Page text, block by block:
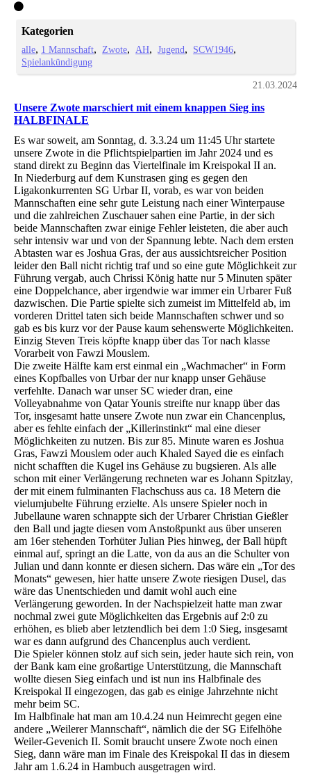
Kategorien
alle 1 Mannschaft Zwote AH Jugend
SCW1946
Spielankündigung
21.03.2024
Unsere Zwote marschiert mit einem knappen Sieg ins
HALBFINALE
Es war soweit, am Sonntag, d. 3.3.24 um 11:45 Uhr startete
unsere Zwote in die Pflichtspielpartien im Jahr 2024 und es
stand direkt zu Beginn das Viertelfinale im Kreispokal II an.
In Niederburg auf dem Kunstrasen ging es gegen den
Ligakonkurrenten SG Urbar II, vorab, es war von beiden
Mannschaften eine sehr gute Leistung nach einer Winterpause
und die zahlreichen Zuschauer sahen eine Partie, in der sich
beide Mannschaften zwar einige Fehler leisteten, die aber auch
sehr intensiv war und von der Spannung lebte. Nach dem ersten
Abtasten war es Joshua Gras, der aus aussichtsreicher Position
leider den Ball nicht richtig traf und so eine gute Möglichkeit zur
Führung vergab, auch Chrissi König hatte nur 5 Minuten später
eine Doppelchance, aber irgendwie war immer ein Urbarer Fuß
dazwischen. Die Partie spielte sich zumeist im Mittelfeld ab, im
vorderen Drittel taten sich beide Mannschaften schwer und so
gab es bis kurz vor der Pause kaum sehenswerte Möglichkeiten.
Einzig Steven Treis köpfte knapp über das Tor nach klasse
Vorarbeit von Fawzi Mouslem.
Die zweite Hälfte kam erst einmal ein „Wachmacher“ in Form
eines Kopfballes von Urbar der nur knapp unser Gehäuse
verfehlte. Danach war unser SC wieder dran, eine
Volleyabnahme von Qatar Younis streifte nur knapp über das
Tor, insgesamt hatte unsere Zwote nun zwar ein Chancenplus,
aber es fehlte einfach der „Killerinstinkt“ mal eine dieser
Möglichkeiten zu nutzen. Bis zur 85. Minute waren es Joshua
Gras, Fawzi Mouslem oder auch Khaled Sayed die es einfach
nicht schafften die Kugel ins Gehäuse zu bugsieren. Als alle
schon mit einer Verlängerung rechneten war es Johann Spitzlay,
der mit einem fulminanten Flachschuss aus ca. 18 Metern die
vielumjubelte Führung erzielte. Als unsere Spieler noch in
Jubellaune waren schnappte sich der Urbarer Christian Gießler
den Ball und jagte diesen vom Anstoßpunkt aus über unseren
am 16er stehenden Torhüter Julian Pies hinweg, der Ball hüpft
einmal auf, springt an die Latte, von da aus an die Schulter von
Julian und dann konnte er diesen sichern. Das wäre ein „Tor des
Monats“ gewesen, hier hatte unsere Zwote riesigen Dusel, das
wäre das Unentschieden und damit wohl auch eine
Verlängerung geworden. In der Nachspielzeit hatte man zwar
nochmal zwei gute Möglichkeiten das Ergebnis auf 2:0 zu
erhöhen, es blieb aber letztendlich bei dem 1:0 Sieg, insgesamt
war es dann aufgrund des Chancenplus auch verdient.
Die Spieler können stolz auf sich sein, jeder haute sich rein, von
der Bank kam eine großartige Unterstützung, die Mannschaft
wollte diesen Sieg einfach und ist nun ins Halbfinale des
Kreispokal II eingezogen, das gab es einige Jahrzehnte nicht
mehr beim SC.
Im Halbfinale hat man am 10.4.24 nun Heimrecht gegen eine
andere „Weilerer Mannschaft“, nämlich die der SG Eifelhöhe
Weiler-Gevenich II. Somit braucht unsere Zwote noch einen
Sieg, dann wäre man im Finale des Kreispokal II das in diesem
Jahr am 1.6.24 in Hambuch ausgetragen wird.